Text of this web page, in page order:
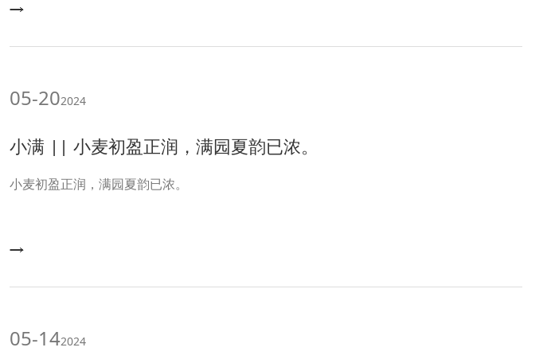
生心理健康宣传教育月活动号召，整合各方资源共同提升学生的心理健康知识水平和心理调
05-202024
小满 || 小麦初盈正润，满园夏韵已浓。
小麦初盈正润，满园夏韵已浓。
05-142024